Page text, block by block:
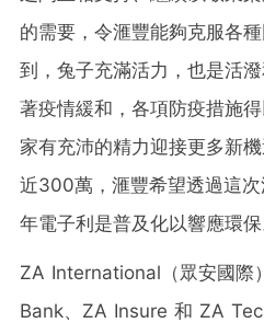
的需要，令滙豐能夠克服各
到，兔子充滿活力，也是活
著疫情緩和，各項防疫措施
家有充沛的精力迎接更多新
近300萬，滙豐希望透過這
年電子利是普及化以響應環保
ZA International（眾安國際
Bank、ZA Insure 和 ZA